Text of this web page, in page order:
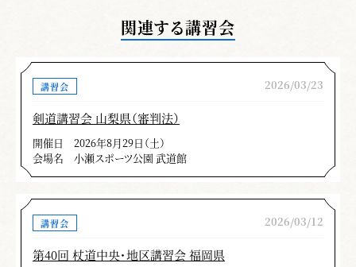
関連する講習会
講習会 2026/03/23
剣道講習会 山梨県（審判法）
開催日
2026年8月29日（土）
会場名
小瀬スポーツ公園 武道館
講習会 2026/03/12
第40回 杖道中央・地区講習会 福岡県